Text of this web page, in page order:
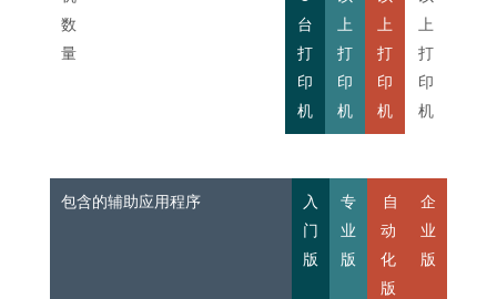
数
量
台
打
印
机
上
打
印
机
上
打
印
机
上
打
印
机
包含的辅助应用程序
入
门
版
专
业
版
自
动
化
版
企
业
版